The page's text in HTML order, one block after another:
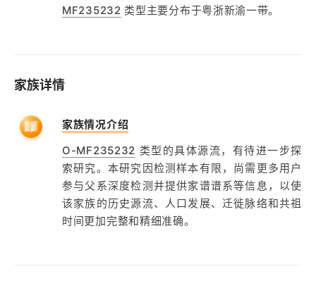
MF235232 类型主要分布于粤浙新渝一带。
家族详情
家族情况介绍
O-MF235232 类型的具体源流，有待进一步探
索研究。本研究因检测样本有限，尚需更多用户
参与父系深度检测并提供家谱谱系等信息，以使
该家族的历史源流、人口发展、迁徙脉络和共祖
时间更加完整和精细准确。